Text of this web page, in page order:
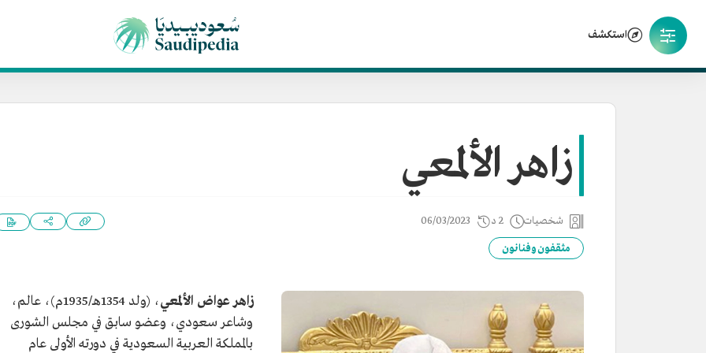
استكشف
زاهر الألمعي
شخصيات 2 د 06/03/2023
مثقفون وفنانون
زاهر عواض الألمعي
، (ولد 1354هـ/1935م)، عالم،
وشاعر سعودي، وعضو سابق في مجلس الشورى
بالمملكة العربية السعودية في دورته الأولى عام